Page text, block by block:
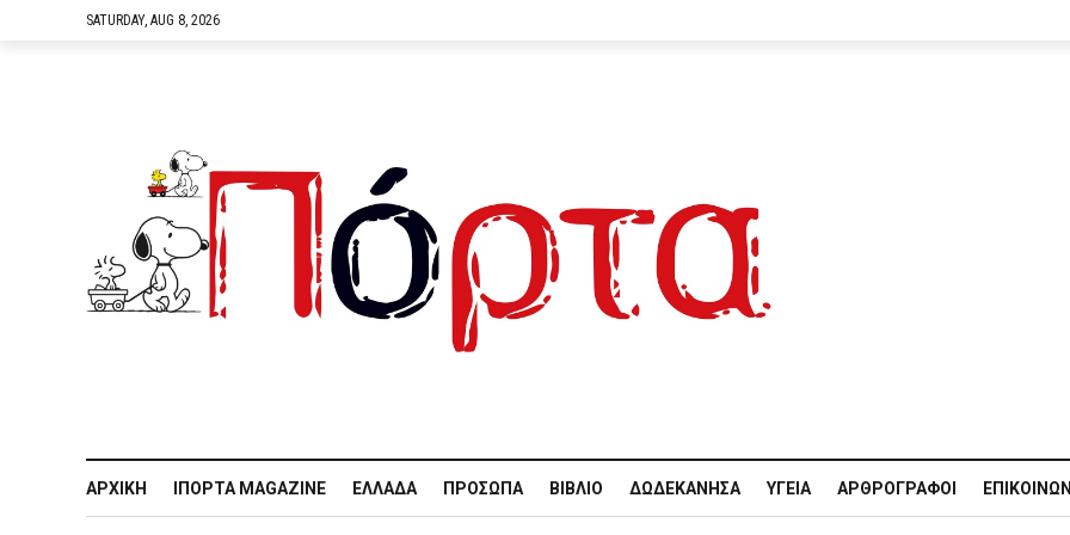
SATURDAY, AUG 8, 2026
ΑΡΧΙΚΉ IΠΌΡΤΑ MAGAZINE ΕΛΛΆΔΑ ΠΡΌΣΩΠΑ ΒΙΒΛΊΟ ΔΩΔΕΚΆΝΗΣΑ ΥΓΕΊΑ ΑΡΘΡΟΓΡΆΦΟΙ